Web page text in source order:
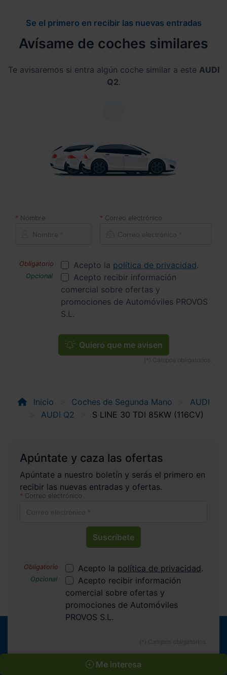
Se el primero en recibir las nuevas entradas
Avísame de coches similares
Te avisaremos si entra algún coche similar a este AUDI
Q2.
Nombre Correo electrónico
Acepto la política de privacidad.
Acepto recibir información
comercial sobre ofertas y
promociones de Automóviles PROVOS
S.L.
Quiero que me avisen
Me interesa
Inicio Coches de Segunda Mano
AUDI
AUDI Q2
S LINE 30 TDI 85KW (116CV)
Apúntate y caza las ofertas
Apúntate a nuestro boletín y serás el primero en
recibir las nuevas entradas y ofertas.
Correo electrónico
Suscríbete
Acepto la política de privacidad.
Acepto recibir información
comercial sobre ofertas y
promociones de Automóviles
PROVOS S.L.